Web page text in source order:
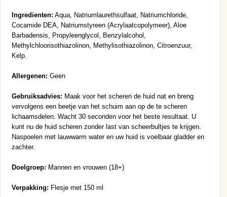
Ingredienten: Aqua, Natriumlaurethsulfaat, Natriumchloride,
Cocamide DEA, Natriumstyreen (Acrylaatcopolymeer), Aloe
Barbadensis, Propyleenglycol, Benzylalcohol,
Methylchloorisothiazolinon, Methylisothiazolinon, Citroenzuur,
Kelp.
Allergenen: Geen
Gebruiksadvies: Maak voor het scheren de huid nat en breng
vervolgens een beetje van het schuim aan op de te scheren
lichaamsdelen. Wacht 30 seconden voor het beste resultaat. U
kunt nu de huid scheren zonder last van scheerbultjes te krijgen.
Naspoelen met lauwwarm water en uw huid is voelbaar gladder en
zachter.
Doelgroep: Mannen en vrouwen (18+)
Verpakking: Flesje met 150 ml